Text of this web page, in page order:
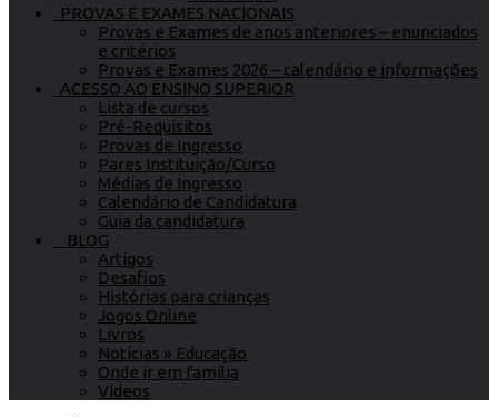
PROVAS E EXAMES NACIONAIS
Provas e Exames de anos anteriores – enunciados
e critérios
Provas e Exames 2026 – calendário e informações
ACESSO AO ENSINO SUPERIOR
Lista de cursos
Pré-Requisitos
Provas de Ingresso
Pares Instituição/Curso
Médias de Ingresso
Calendário de Candidatura
Guia da candidatura
BLOG
Artigos
Desafios
Histórias para crianças
Jogos Online
Livros
Notícias » Educação
Onde ir em família
Vídeos